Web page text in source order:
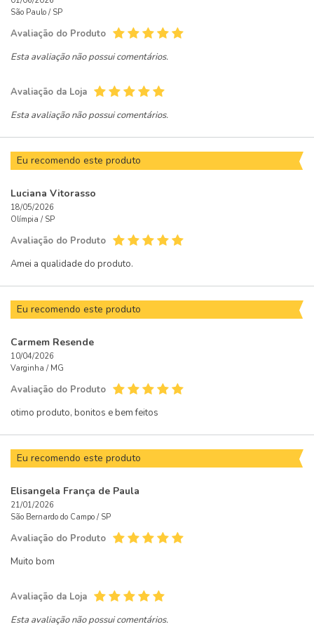
São Paulo / SP
Avaliação do Produto
Esta avaliação não possui comentários.
Avaliação da Loja
Esta avaliação não possui comentários.
Eu recomendo este produto
Luciana Vitorasso
18/05/2026
Olímpia / SP
Avaliação do Produto
Amei a qualidade do produto.
Eu recomendo este produto
Carmem Resende
10/04/2026
Varginha / MG
Avaliação do Produto
otimo produto, bonitos e bem feitos
Eu recomendo este produto
Elisangela França de Paula
21/01/2026
São Bernardo do Campo / SP
Avaliação do Produto
Muito bom
Avaliação da Loja
Esta avaliação não possui comentários.